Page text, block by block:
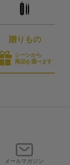
贈りもの
シーンから
商品を選べます
メールマガジン